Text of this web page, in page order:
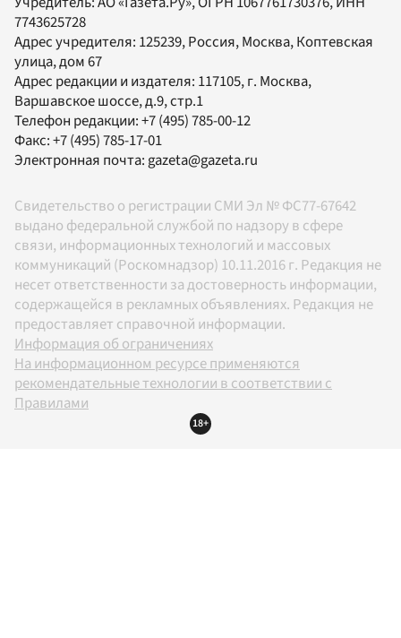
7743625728
Адрес учредителя: 125239, Россия, Москва, Коптевская
улица, дом 67
Адрес редакции и издателя: 117105, г. Москва,
Варшавское шоссе, д.9, стр.1
Телефон редакции:+7 (495) 785-00-12
Факс:+7 (495) 785-17-01
Электронная почта:gazeta@gazeta.ru
Свидетельство о регистрации СМИ Эл № ФС77-67642
выдано федеральной службой по надзору в сфере
связи, информационных технологий и массовых
коммуникаций (Роскомнадзор) 10.11.2016 г. Редакция не
несет ответственности за достоверность информации,
содержащейся в рекламных объявлениях. Редакция не
предоставляет справочной информации.
Информация об ограничениях
На информационном ресурсе применяются
рекомендательные технологии в соответствии с
Правилами
18+